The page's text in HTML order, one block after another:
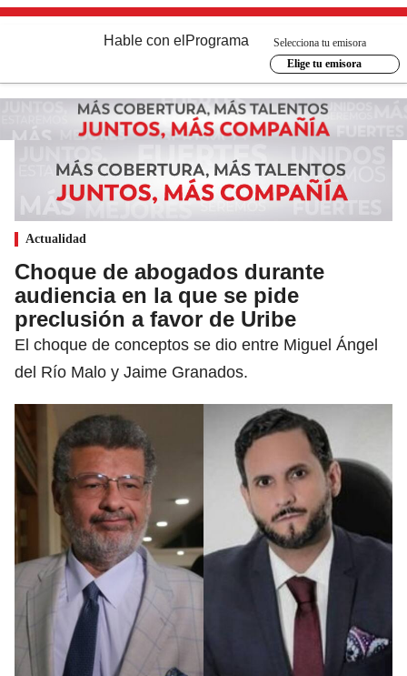
Hable con el Programa
Selecciona tu emisora
Elige tu emisora
Actualidad
Choque de abogados durante
audiencia en la que se pide
preclusión a favor de Uribe
El choque de conceptos se dio entre Miguel Ángel
del Río Malo y Jaime Granados.